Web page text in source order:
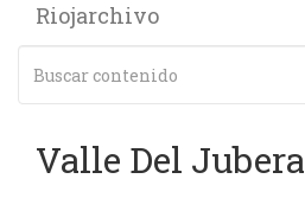
Riojarchivo
Valle Del Jubera